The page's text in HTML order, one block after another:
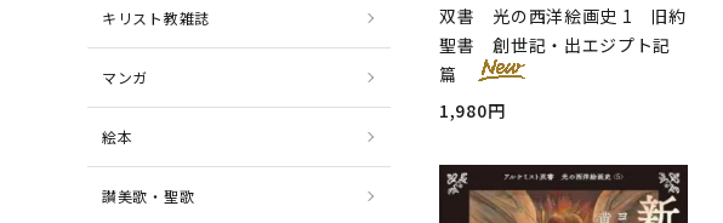
双書 光の西洋絵画史 1 旧約
聖書 創世記・出エジプト記
篇
1,980円
キリスト教雑誌
マンガ
絵本
讃美歌・聖歌